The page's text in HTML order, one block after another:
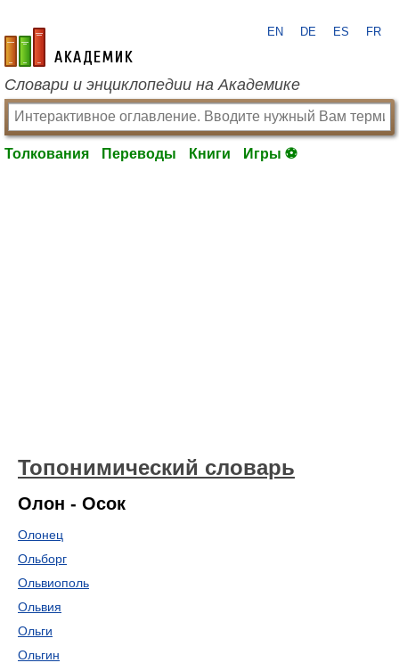
academic.ru
EN DE ES FR
Словари и энциклопедии на Академике
Толкования Переводы Книги Игры ⚽
Топонимический словарь
Олон - Осок
Олонец
Ольборг
Ольвиополь
Ольвия
Ольги
Ольгин